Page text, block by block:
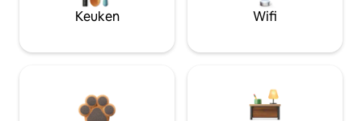
Keuken Wifi